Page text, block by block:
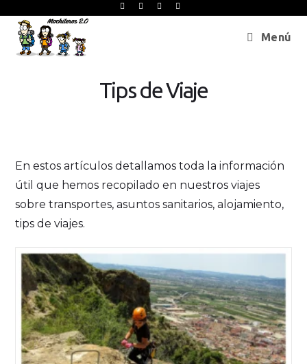
Menú
Tips de Viaje
En estos artículos detallamos toda la información
útil que hemos recopilado en nuestros viajes
sobre transportes, asuntos sanitarios, alojamiento,
tips de viajes.